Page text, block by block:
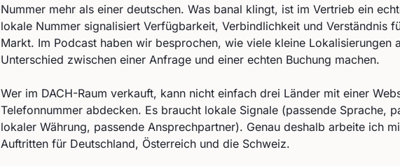
Nummer mehr als einer deutschen. Was banal klingt, ist im Vertrieb ein
lokale Nummer signalisiert Verfügbarkeit, Verbindlichkeit und Verständnis
Markt. Im Podcast haben wir besprochen, wie viele kleine Lokalisierungen
Unterschied zwischen einer Anfrage und einer echten Buchung machen.
Wer im DACH-Raum verkauft, kann nicht einfach drei Länder mit einer
Telefonnummer abdecken. Es braucht lokale Signale (passende Sprache,
lokaler Währung, passende Ansprechpartner). Genau deshalb arbeite ich
Auftritten für Deutschland, Österreich und die Schweiz.